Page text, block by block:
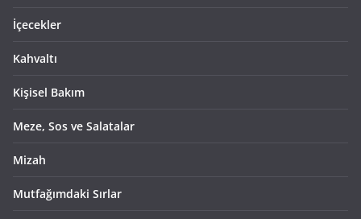
İçecekler
Kahvaltı
Kişisel Bakım
Meze, Sos ve Salatalar
Mizah
Mutfağımdaki Sırlar